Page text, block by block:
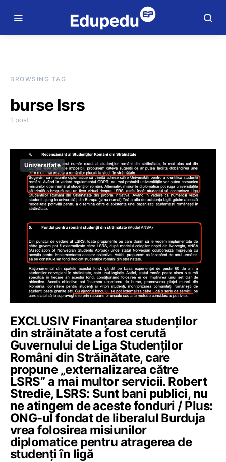
BROWSING TAG
burse lsrs
1 post
Universitate
EXCLUSIV Finanțarea studenților
din străinătate a fost cerută
Guvernului de Liga Studenților
Români din Străinătate, care
propune „externalizarea către
LSRS” a mai multor servicii. Robert
Stredie, LSRS: Sunt bani publici, nu
ne atingem de aceste fonduri / Plus:
ONG-ul fondat de liberalul Burduja
vrea folosirea misiunilor
diplomatice pentru atragerea de
studenți în ligă